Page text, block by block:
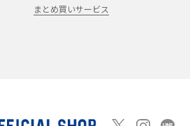
まとめ買いサービス